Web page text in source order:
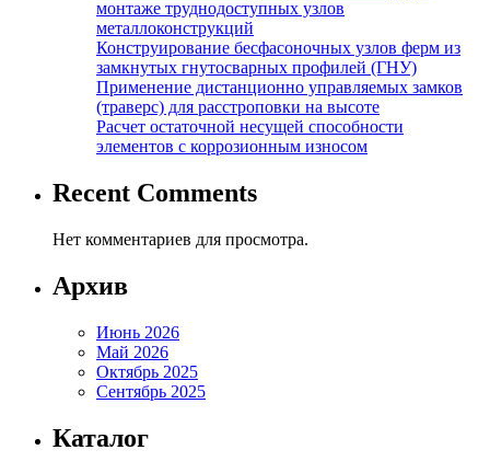
монтаже труднодоступных узлов
металлоконструкций
Конструирование бесфасоночных узлов ферм из
замкнутых гнутосварных профилей (ГНУ)
Применение дистанционно управляемых замков
(траверс) для расстроповки на высоте
Расчет остаточной несущей способности
элементов с коррозионным износом
Recent Comments
Нет комментариев для просмотра.
Архив
Июнь 2026
Май 2026
Октябрь 2025
Сентябрь 2025
Каталог